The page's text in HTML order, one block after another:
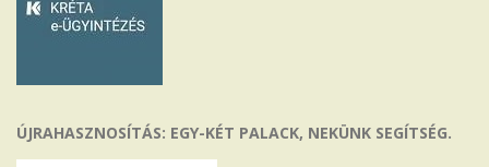
ÚJRAHASZNOSÍTÁS: EGY-KÉT PALACK, NEKÜNK SEGÍTSÉG.